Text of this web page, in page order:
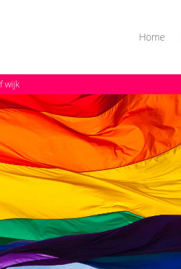
Home
wijk